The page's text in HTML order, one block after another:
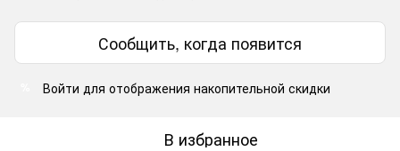
Сообщить, когда появится
Войти для отображения накопительной скидки
В избранное